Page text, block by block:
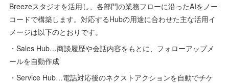
Breezeスタジオを活用し、各部門の業務フローに沿ったAIをノー
コードで構築します。対応するHubの用途に合わせた主な活用イ
メージは以下のとおりです。
・Sales Hub…商談履歴や会話内容をもとに、フォローアップメ
ールを自動作成
・Service Hub…電話対応後のネクストアクションを自動でチケ